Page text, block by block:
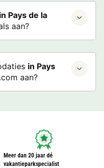
in Pays de la
aan?
in Pays
aan?
Meer dan 20 jaar dé
vakantieparkspecialist